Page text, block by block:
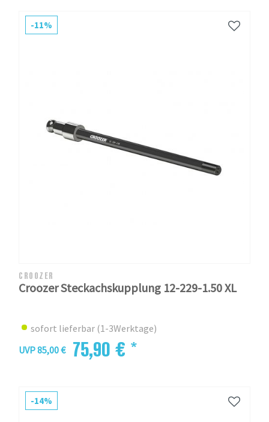
-11%
CROOZER
Croozer Steckachskupplung 12-229-1.50 XL
sofort lieferbar (1-3Werktage)
UVP 85,00 €
75,90 € *
-14%